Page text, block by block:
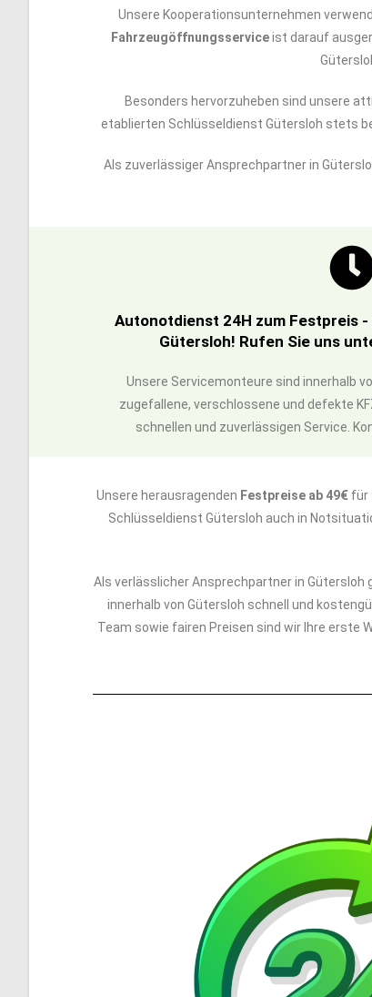
Unsere Kooperationsunternehmen
Fahrzeugöffnungsserviceist darauf
Besonders hervorzuheben sind unsere
etablierten Schlüsseldienst Gütersloh stets
Als zuverlässiger Ansprechpartner in
Autonotdienst 24H zum Festpreis
Gütersloh! Rufen Sie uns
Unsere Servicemonteure sind innerhalb
zugefallene, verschlossene und defekte
schnellen und zuverlässigen Service.
Unsere herausragenden Festpreise ab 49€ für
Schlüsseldienst Gütersloh auch in
Als verlässlicher Ansprechpartner in Gütersloh
innerhalb von Gütersloh schnell und
Team sowie fairen Preisen sind wir Ihre erste